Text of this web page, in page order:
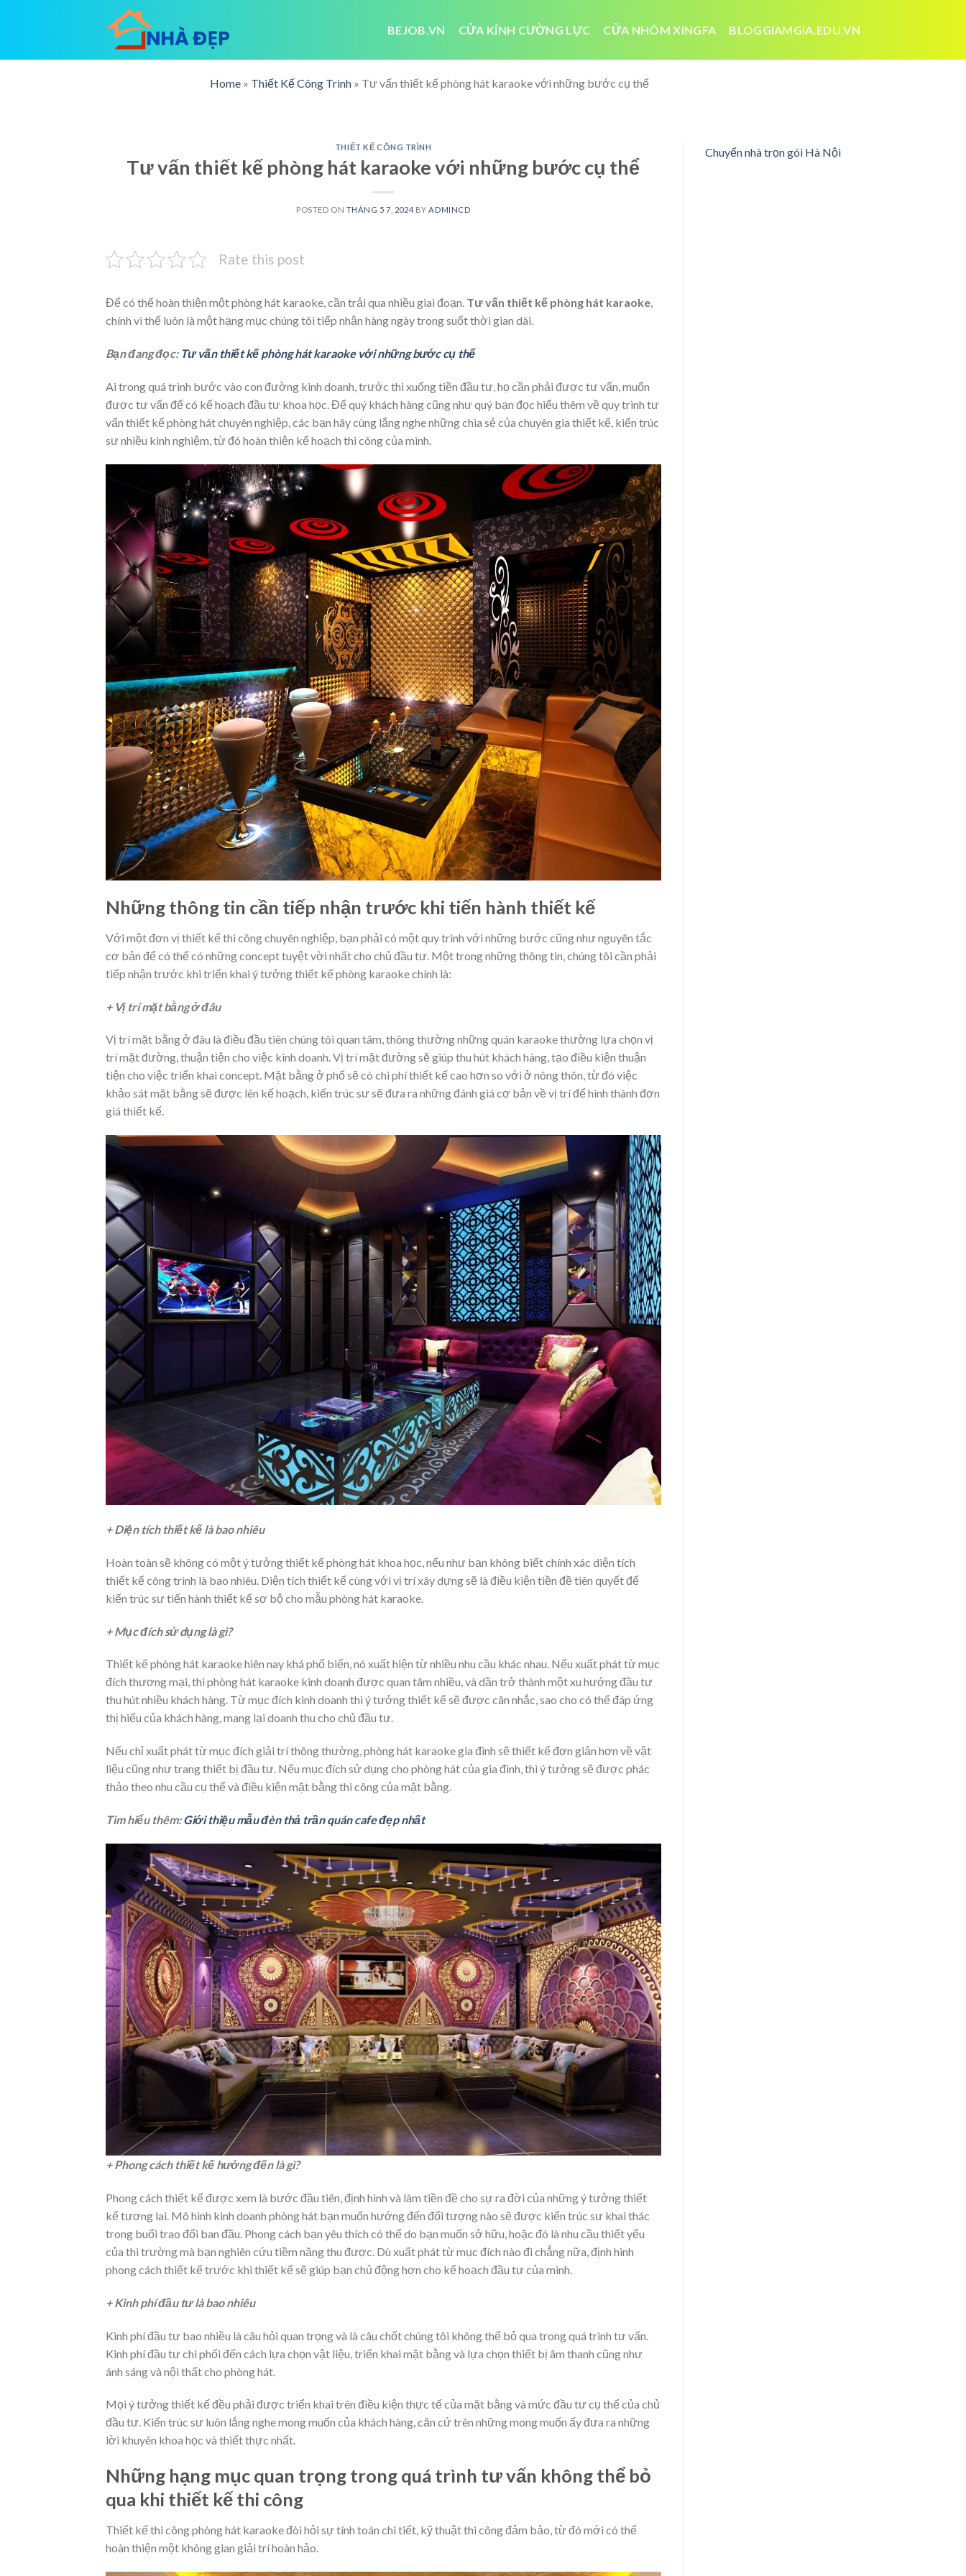
BEJOB.VN CỬA KÍNH CƯỜNG LỰC CỬA NHÔM XINGFA BLOGGIAMGIA.EDU.VN
Home » Thiết Kế Công Trình » Tư vấn thiết kế phòng hát karaoke với những bước cụ thể
THIẾT KẾ CÔNG TRÌNH
Tư vấn thiết kế phòng hát karaoke với những bước cụ thể
POSTED ON THÁNG 5 7, 2024 BYADMINCD
Rate this post
Để có thể hoàn thiện một phòng hát karaoke, cần trải qua nhiều giai đoạn. Tư vấn thiết kế phòng hát karaoke,
chính vì thế luôn là một hạng mục chúng tôi tiếp nhận hàng ngày trong suốt thời gian dài.
Bạn đang đọc: Tư vấn thiết kế phòng hát karaoke với những bước cụ thể
Ai trong quá trình bước vào con đường kinh doanh, trước thi xuống tiền đầu tư, họ cần phải được tư vấn, muốn
được tư vấn để có kế hoạch đầu tư khoa học. Để quý khách hàng cũng như quý bạn đọc hiểu thêm về quy trình tư
vấn thiết kế phòng hát chuyên nghiệp, các bạn hãy cùng lắng nghe những chia sẻ của chuyên gia thiết kế, kiến trúc
sư nhiều kinh nghiệm, từ đó hoàn thiện kế hoạch thi công của mình.
Những thông tin cần tiếp nhận trước khi tiến hành thiết kế
Với một đơn vị thiết kế thi công chuyên nghiệp, bạn phải có một quy trình với những bước cũng như nguyên tắc
cơ bản để có thể có những concept tuyệt vời nhất cho chủ đầu tư. Một trong những thông tin, chúng tôi cần phải
tiếp nhận trước khi triển khai ý tưởng thiết kế phòng karaoke chính là:
+ Vị trí mặt bằng ở đâu
Vị trí mặt bằng ở đâu là điều đầu tiên chúng tôi quan tâm, thông thường những quán karaoke thường lựa chọn vị
trí mặt đường, thuận tiện cho việc kinh doanh. Vị trí mặt đường sẽ giúp thu hút khách hàng, tạo điều kiện thuận
tiện cho việc triển khai concept. Mặt bằng ở phố sẽ có chi phí thiết kế cao hơn so với ở nông thôn, từ đó việc
khảo sát mặt bằng sẽ được lên kế hoạch, kiến trúc sư sẽ đưa ra những đánh giá cơ bản về vị trí để hình thành đơn
giá thiết kế.
+ Diện tích thiết kế là bao nhiêu
Hoàn toàn sẽ không có một ý tưởng thiết kế phòng hát khoa học, nếu như bạn không biết chính xác diện tích
thiết kế công trình là bao nhiêu. Diện tích thiết kế cùng với vị trí xây dựng sẽ là điều kiện tiền đề tiên quyết để
kiến trúc sư tiến hành thiết kế sơ bộ cho mẫu phòng hát karaoke.
+ Mục đích sử dụng là gì?
Thiết kế phòng hát karaoke hiên nay khá phổ biến, nó xuất hiện từ nhiều nhu cầu khác nhau. Nếu xuất phát từ mục
đích thương mại, thì phòng hát karaoke kinh doanh được quan tâm nhiều, và dần trở thành một xu hướng đầu tư
thu hút nhiều khách hàng. Từ mục đích kinh doanh thì ý tưởng thiết kế sẽ được cân nhắc, sao cho có thể đáp ứng
thị hiếu của khách hàng, mang lại doanh thu cho chủ đầu tư.
Nếu chỉ xuất phát từ mục đích giải trí thông thường, phòng hát karaoke gia đình sẽ thiết kế đơn giản hơn về vật
liệu cũng như trang thiết bị đầu tư. Nếu mục đích sử dụng cho phòng hát của gia đình, thì ý tưởng sẽ được phác
thảo theo nhu cầu cụ thể và điều kiện mặt bằng thi công của mặt bằng.
Tìm hiểu thêm:Giới thiệu mẫu đèn thả trần quán cafe đẹp nhất
+ Phong cách thiết kế hướng đến là gì?
Phong cách thiết kế được xem là bước đầu tiên, định hình và làm tiền đề cho sự ra đời của những ý tưởng thiết
kế tương lai. Mô hình kinh doanh phòng hát bạn muốn hướng đến đối tượng nào sẽ được kiến trúc sư khai thác
trong buổi trao đổi ban đầu. Phong cách bạn yêu thích có thể do bạn muốn sở hữu, hoặc đó là nhu cầu thiết yếu
của thi trường mà bạn nghiên cứu tiềm năng thu được. Dù xuất phát từ mục đích nào đi chẳng nữa, định hình
phong cách thiết kế trước khi thiết kế sẽ giúp bạn chủ động hơn cho kế hoạch đầu tư của mình.
+ Kinh phí đầu tư là bao nhiêu
Kinh phí đầu tư bao nhiều là câu hỏi quan trọng và là câu chốt chúng tôi không thể bỏ qua trong quá trình tư vấn.
Kinh phí đầu tư chi phối đến cách lựa chọn vật liệu, triển khai mặt bằng và lựa chọn thiết bị âm thanh cũng như
ánh sáng và nội thất cho phòng hát.
Mọi ý tưởng thiết kế đều phải được triển khai trên điều kiện thực tế của mặt bằng và mức đầu tư cụ thể của chủ
đầu tư. Kiến trúc sư luôn lắng nghe mong muốn của khách hàng, căn cứ trên những mong muốn ấy đưa ra những
lời khuyên khoa học và thiết thực nhất.
Những hạng mục quan trọng trong quá trình tư vấn không thể bỏ
qua khi thiết kế thi công
Thiết kế thi công phòng hát karaoke đòi hỏi sự tính toán chi tiết, kỹ thuật thi công đảm bảo, từ đó mới có thể
hoàn thiện một không gian giải trí hoàn hảo.
Chuyển nhà trọn gói Hà Nội